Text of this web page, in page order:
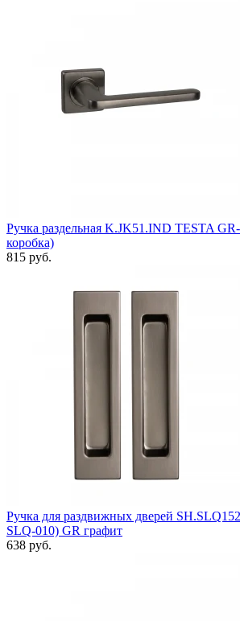
Ручка раздельная K.JK51.IND TESTA
коробка)
815 руб.
Ручка для раздвижных дверей
SLQ-010) GR графит
638 руб.